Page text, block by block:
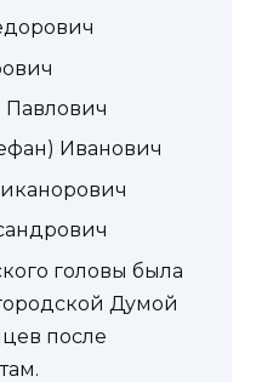
Павлович
Иванович
головы была
Думой
после